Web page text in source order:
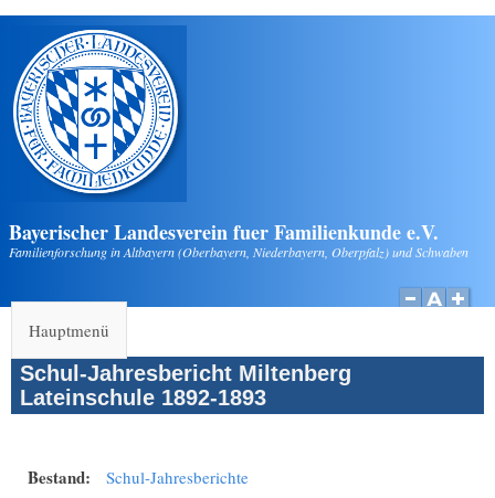
Direkt zum Inhalt
Bayerischer Landesverein fuer Familienkunde e.V.
Familienforschung in Altbayern (Oberbayern, Niederbayern, Oberpfalz) und Schwaben
Hauptmenü
Schul-Jahresbericht Miltenberg
Lateinschule 1892-1893
Bestand: Schul-Jahresberichte